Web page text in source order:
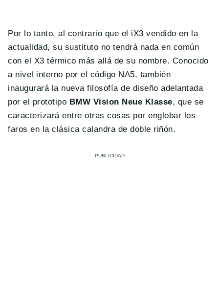
Por lo tanto, al contrario que el iX3 vendido en la
actualidad, su sustituto no tendrá nada en común
con el X3 térmico más allá de su nombre. Conocido
a nivel interno por el código NA5, también
inaugurará la nueva filosofía de diseño adelantada
por el prototipo BMW Vision Neue Klasse, que se
caracterizará entre otras cosas por englobar los
faros en la clásica calandra de doble riñón.